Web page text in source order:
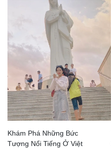
Khám Phá Những Bức
Tượng Nổi Tiếng Ở Việt